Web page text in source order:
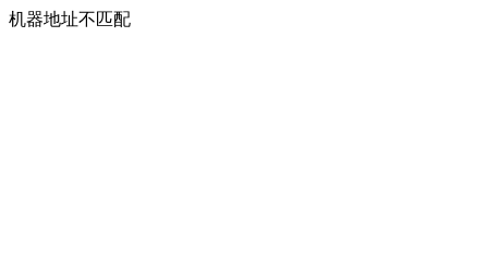
机器地址不匹配